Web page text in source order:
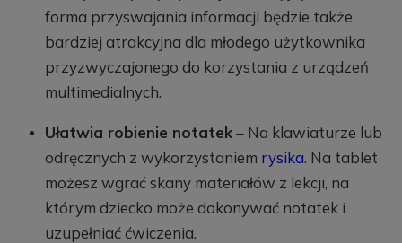
forma przyswajania informacji będzie także
bardziej atrakcyjna dla młodego użytkownika
przyzwyczajonego do korzystania z urządzeń
multimedialnych.
Ułatwia robienie notatek– Na klawiaturze lub
odręcznych z wykorzystaniem rysika. Na tablet
możesz wgrać skany materiałów z lekcji, na
którym dziecko może dokonywać notatek i
uzupełniać ćwiczenia.